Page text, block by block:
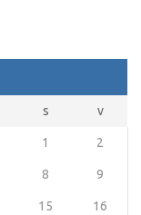
s v
1 2
8 9
15 16